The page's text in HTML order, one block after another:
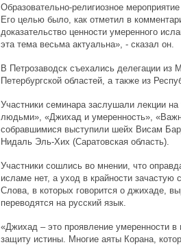
Образовательно-религиозное
Его целью было, как отметил в
доказательство ценности умеренного
эта тема весьма актуальна», - сказал он.
В Петрозаводск съехались делегации из
Петербургской областей, а также из
Участники семинара заслушали лекции
людьми», «Джихад и умеренность»,
собравшимися выступили шейх Висам
Нидаль Эль-Хих (Саратовская область).
Участники сошлись во мнении, что
исламе нет, а уход в крайности зачастую
Слова, в которых говорится о джихаде,
переводятся на русский язык.
«Джихад – это проявление умеренности
защиту истины. Многие аяты Корана,